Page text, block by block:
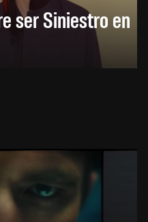
ser Siniestro en